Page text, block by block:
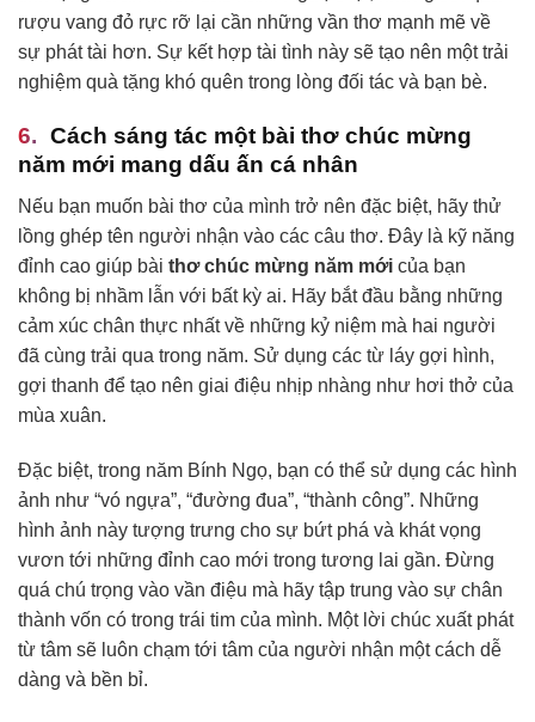
rượu vang đỏ rực rỡ lại cần những vần thơ mạnh mẽ về
sự phát tài hơn. Sự kết hợp tài tình này sẽ tạo nên một trải
nghiệm quà tặng khó quên trong lòng đối tác và bạn bè.
Cách sáng tác một bài thơ chúc mừng
năm mới mang dấu ấn cá nhân
Nếu bạn muốn bài thơ của mình trở nên đặc biệt, hãy thử
lồng ghép tên người nhận vào các câu thơ. Đây là kỹ năng
đỉnh cao giúp bài thơ chúc mừng năm mới của bạn
không bị nhầm lẫn với bất kỳ ai. Hãy bắt đầu bằng những
cảm xúc chân thực nhất về những kỷ niệm mà hai người
đã cùng trải qua trong năm. Sử dụng các từ láy gợi hình,
gợi thanh để tạo nên giai điệu nhịp nhàng như hơi thở của
mùa xuân.
Đặc biệt, trong năm Bính Ngọ, bạn có thể sử dụng các hình
ảnh như “vó ngựa”, “đường đua”, “thành công”. Những
hình ảnh này tượng trưng cho sự bứt phá và khát vọng
vươn tới những đỉnh cao mới trong tương lai gần. Đừng
quá chú trọng vào vần điệu mà hãy tập trung vào sự chân
thành vốn có trong trái tim của mình. Một lời chúc xuất phát
từ tâm sẽ luôn chạm tới tâm của người nhận một cách dễ
dàng và bền bỉ.